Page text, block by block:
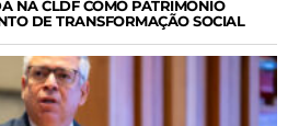
NA CLDF COMO PATRIMÔNIO
DE TRANSFORMAÇÃO SOCIAL